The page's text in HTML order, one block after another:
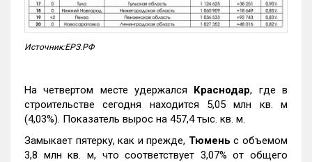
Источник:ЕРЗ.РФ
На четвертом месте удержался Краснодар, где в
строительстве сегодня находится 5,05 млн кв. м
(4,03%). Показатель вырос на 457,4 тыс. кв. м.
Замыкает пятерку, как и прежде, Тюмень с объемом
3,8 млн кв. м, что соответствует 3,07% от общего